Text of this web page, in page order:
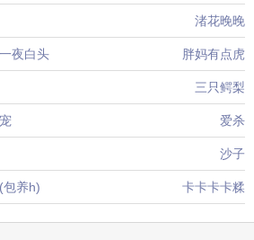
渚花晚晚
夜白头 胖妈有点虎
三只鳄梨
爱杀
沙子
包养h) 卡卡卡卡糅